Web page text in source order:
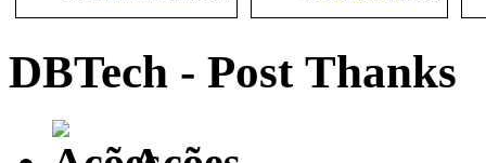
DBTech - Post Thanks